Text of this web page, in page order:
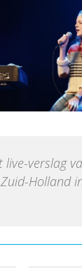
verslag
Holland